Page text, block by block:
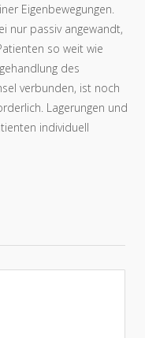
Eigenbewegungen.
nur passiv angewandt,
so weit wie
des
verbunden, ist noch
Lagerungen und
individuell